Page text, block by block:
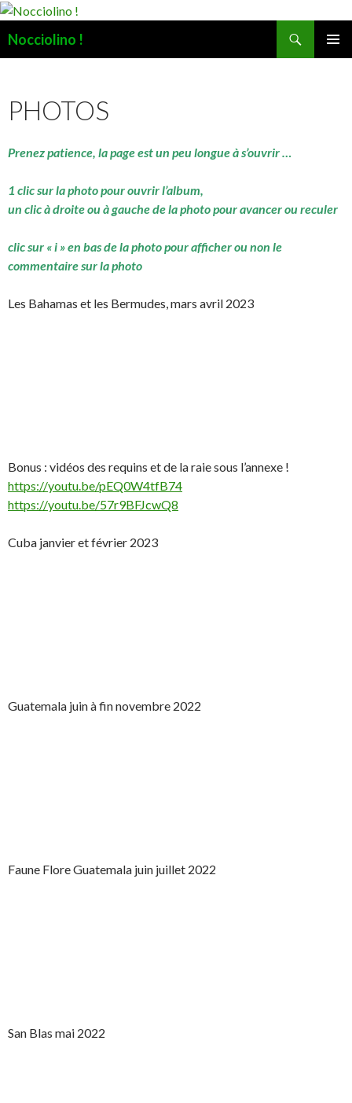
Nocciolino !
PHOTOS
Prenez patience, la page est un peu longue à s’ouvrir …
1 clic sur la photo pour ouvrir l’album,
un clic à droite ou à gauche de la photo pour avancer ou reculer
clic sur « i » en bas de la photo pour afficher ou non le
commentaire sur la photo
Les Bahamas et les Bermudes, mars avril 2023
Bonus : vidéos des requins et de la raie sous l’annexe !
https://youtu.be/pEQ0W4tfB74
https://youtu.be/57r9BFJcwQ8
Cuba janvier et février 2023
Guatemala juin à fin novembre 2022
Faune Flore Guatemala juin juillet 2022
San Blas mai 2022